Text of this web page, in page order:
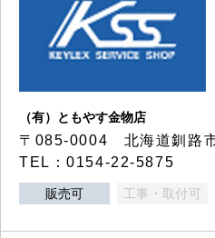
（有）ともやす金物店
〒085-0004 北海道釧路
TEL：0154-22-5875
販売可 工事・取付可